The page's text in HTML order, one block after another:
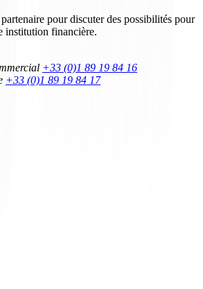
pour discuter des possibilités pour
institution financière.
+33 (0)1 89 19 84 16
+33 (0)1 89 19 84 17